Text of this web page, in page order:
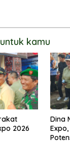
kamu
2026
Dina